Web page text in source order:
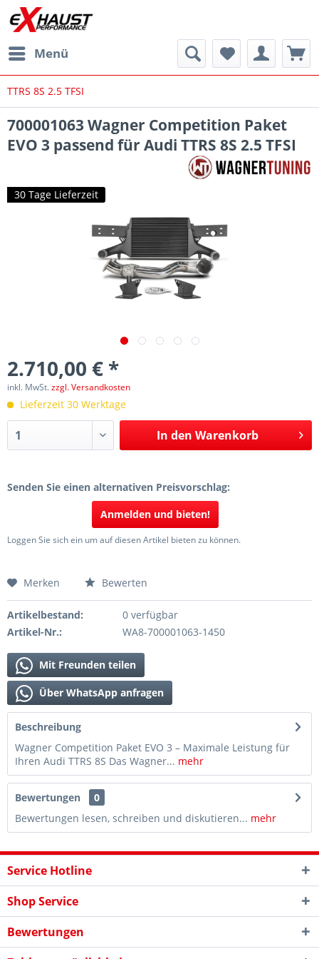
Menü
TTRS 8S 2.5 TFSI
700001063 Wagner Competition Paket
EVO 3 passend für Audi TTRS 8S 2.5 TFSI
30 Tage Lieferzeit
2.710,00 € *
inkl. MwSt.zzgl. Versandkosten
Lieferzeit 30 Werktage
In den Warenkorb
Senden Sie einen alternativen Preisvorschlag:
Anmelden und bieten!
Loggen Sie sich ein um auf diesen Artikel bieten zu können.
Merken Bewerten
Artikelbestand:
0 verfügbar
Artikel-Nr.:
WA8-700001063-1450
Mit Freunden teilen
Über WhatsApp anfragen
Beschreibung
Wagner Competition Paket EVO 3 – Maximale Leistung für
Ihren Audi TTRS 8S Das Wagner... mehr
Bewertungen
0
Bewertungen lesen, schreiben und diskutieren... mehr
Service Hotline
Shop Service
Bewertungen